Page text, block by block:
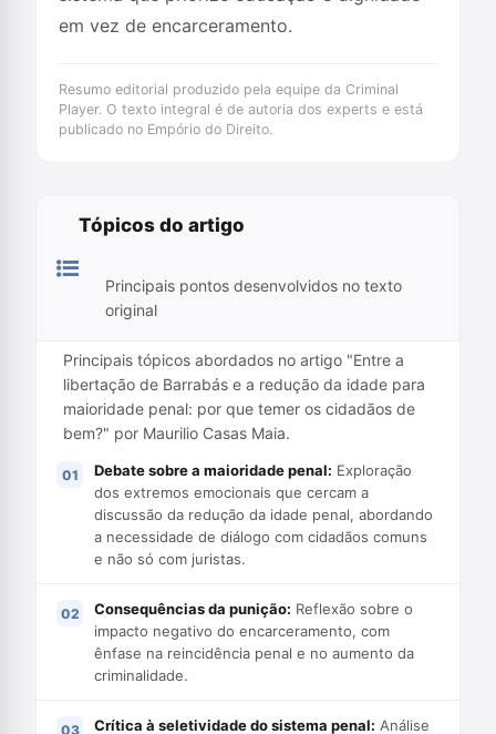
em vez de encarceramento.
Resumo editorial produzido pela equipe da Criminal
Player. O texto integral é de autoria dos experts e está
publicado no Empório do Direito.
Tópicos do artigo
Principais pontos desenvolvidos no texto
original
Principais tópicos abordados no artigo "Entre a
libertação de Barrabás e a redução da idade para
maioridade penal: por que temer os cidadãos de
bem?" por Maurilio Casas Maia.
Debate sobre a maioridade penal: Exploração
dos extremos emocionais que cercam a
discussão da redução da idade penal, abordando
a necessidade de diálogo com cidadãos comuns
e não só com juristas.
Consequências da punição: Reflexão sobre o
impacto negativo do encarceramento, com
ênfase na reincidência penal e no aumento da
criminalidade.
Crítica à seletividade do sistema penal: Análise